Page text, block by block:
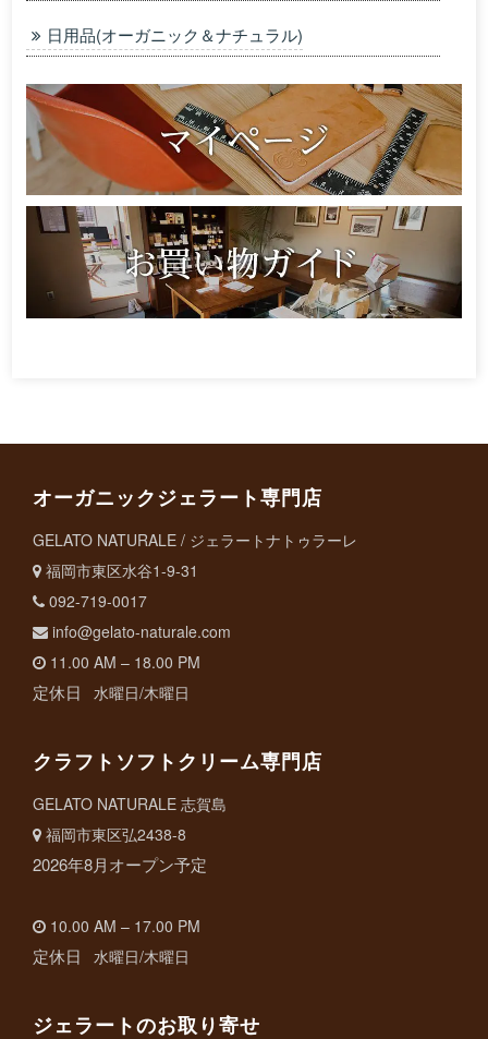
日用品(オーガニック＆ナチュラル)
オーガニックジェラート専門店
GELATO NATURALE / ジェラートナトゥラーレ
福岡市東区水谷1-9-31
092-719-0017
info@gelato-naturale.com
11.00 AM – 18.00 PM
定休日 水曜日/木曜日
クラフトソフトクリーム専門店
GELATO NATURALE 志賀島
福岡市東区弘2438-8
2026年8月オープン予定
10.00 AM – 17.00 PM
定休日 水曜日/木曜日
ジェラートのお取り寄せ